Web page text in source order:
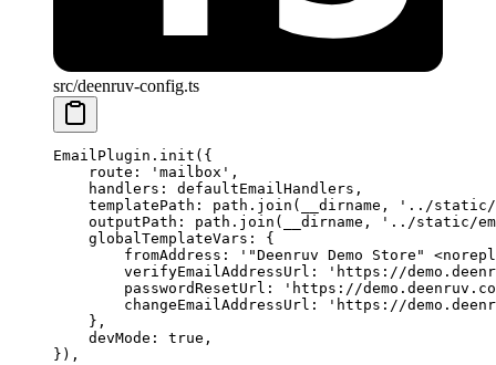
src/deenruv-config.ts
EmailPlugin. init ({
    route:
'mailbox' ,
    handlers: defaultEmailHandlers,
    templatePath: path.
join (__dirname,
'../static/
    outputPath: path.
join (__dirname,
'../static/
    globalTemplateVars: {
        fromAddress:
'"Deenruv Demo Store" <
        verifyEmailAddressUrl:
'https://
        passwordResetUrl:
'https://
        changeEmailAddressUrl:
'https://
    },
    devMode:
true ,
}),